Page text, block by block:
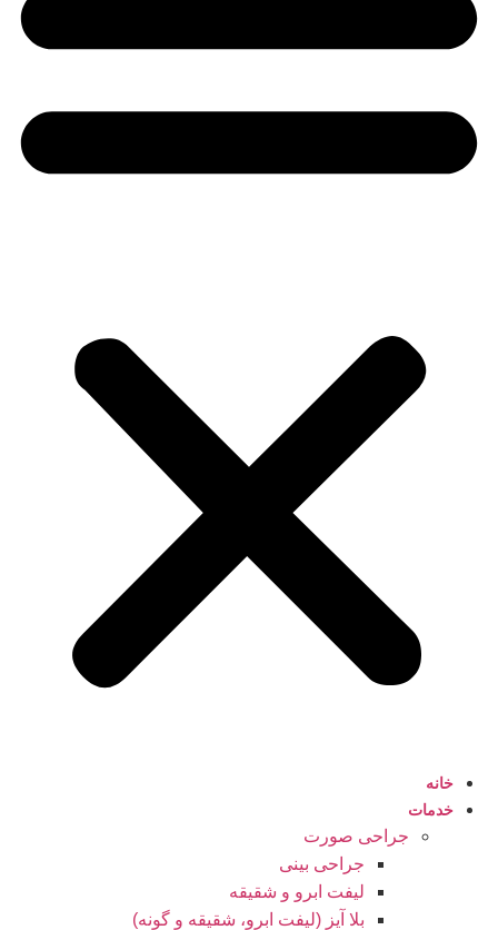
خانه
خدمات
جراحی صورت
جراحی بینی
لیفت ابرو و شقیقه
بلا آیز (لیفت ابرو، شقیقه و گونه)